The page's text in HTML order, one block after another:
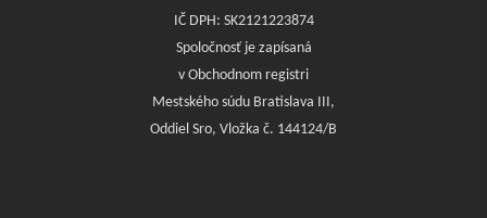
IČ DPH: SK2121223874
Spoločnosť je zapísaná
v Obchodnom registri
Mestského súdu Bratislava III,
Oddiel Sro, Vložka č. 144124/B